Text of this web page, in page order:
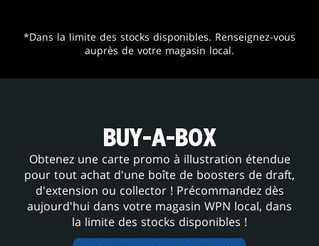
*Dans la limite des stocks disponibles. Renseignez-vous
auprès de votre magasin local.
BUY-A-BOX
Obtenez une carte promo à illustration étendue
pour tout achat d'une boîte de boosters de draft,
d'extension ou collector ! Précommandez dès
aujourd'hui dans votre magasin WPN local, dans
la limite des stocks disponibles !